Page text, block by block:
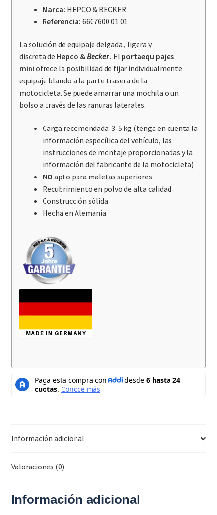
Marca: HEPCO & BECKER
Referencia: 6607600 01 01
La solución de equipaje delgada , ligera y
discreta de Hepco &Becker. El portaequipajes
mini ofrece la posibilidad de fijar individualmente
equipaje blando a la parte trasera de la
motocicleta. Se puede amarrar una mochila o un
bolso a través de las ranuras laterales.
Carga recomendada: 3-5 kg ​​(tenga en cuenta la
información específica del vehículo, las
instrucciones de montaje proporcionadas y la
información del fabricante de la motocicleta)
NO apto para maletas superiores
Recubrimiento en polvo de alta calidad
Construcción sólida
Hecha en Alemania
Información adicional
Valoraciones (0)
Información adicional